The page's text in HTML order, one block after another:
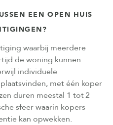
EEN OPEN HUIS
waarbij meerdere
de woning kunnen
individuele
met één koper
duren meestal 1 tot 2
sfeer waarin kopers
kan opwekken.